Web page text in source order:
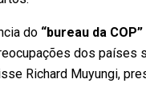
do “bureau da COP”
dos países
Richard Muyungi,